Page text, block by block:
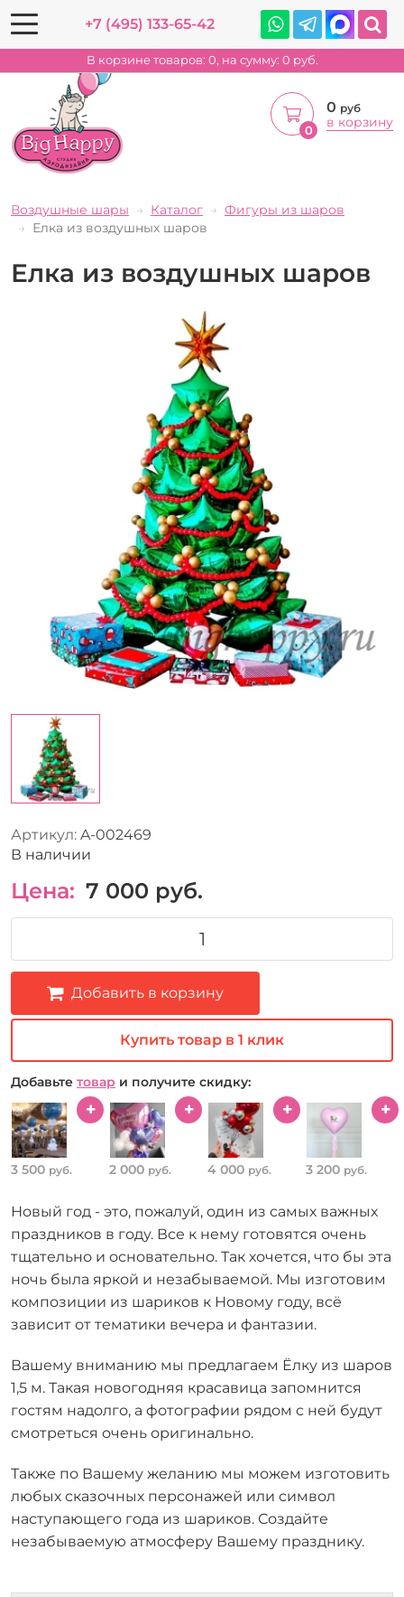
+7 (495) 133-65-42
В корзине товаров: 0, на сумму: 0 руб.
0
0 руб
в корзину
Воздушные шары Каталог
Фигуры из шаров
Елка из воздушных шаров
Елка из воздушных шаров
Артикул: A-002469
В наличии
Цена: 7 000 руб.
Добавить в корзину
Купить товар в 1 клик
Добавьте товар и получите скидку:
3 500 руб. 2 000 руб. 4 000 руб. 3 200 руб.
Новый год - это, пожалуй, один из самых важных
праздников в году. Все к нему готовятся очень
тщательно и основательно. Так хочется, что бы эта
ночь была яркой и незабываемой. Мы изготовим
композиции из шариков к Новому году, всё
зависит от тематики вечера и фантазии.
Вашему вниманию мы предлагаем Ёлку из шаров
1,5 м. Такая новогодняя красавица запомнится
гостям надолго, а фотографии рядом с ней будут
смотреться очень оригинально.
Также по Вашему желанию мы можем изготовить
любых сказочных персонажей или символ
наступающего года из шариков. Создайте
незабываемую атмосферу Вашему празднику.